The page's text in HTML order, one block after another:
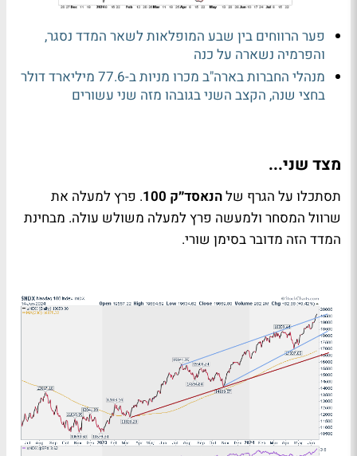
פער הרווחים בין שבע המופלאות לשאר המדד נסגר,
והפרמיה נשארה על כנה
מנהלי החברות בארה"ב מכרו מניות ב-77.6 מיליארד דולר
בחצי שנה, הקצב השני בגובהו מזה שני עשורים
מצד שני...
תסתכלו על הגרף שלהנאסד״ק 100
. פרץ למעלה את
שרוול המסחר ולמעשה פרץ למעלה משולש עולה. מבחינת
המדד הזה מדובר בסימן שורי.